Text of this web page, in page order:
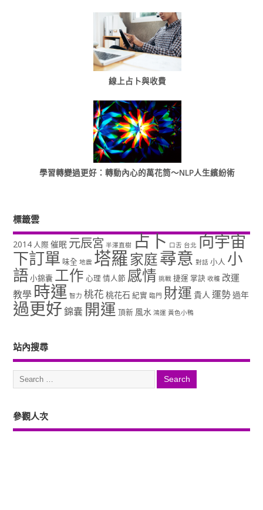
線上占卜與收費
學習轉變過更好：轉動內心的萬花筒～NLP人生繽紛術
標籤雲
2014 人際 催眠 元辰宮 半澤直樹 占卜 口舌 台北 向宇宙
下訂單 味全 地震 塔羅家庭尋意 對話 小人 小
語小錦囊 工作 心理 情人節 感情 挑戰 捷運 掌訣 收穫 改運
教學 時運 智力 桃花 桃花石 紀實 臨門 財運 貴人 運勢過年
過更好錦囊 開運 頂新 風水 鴻運 黃色小鴨
站內搜尋
參觀人次